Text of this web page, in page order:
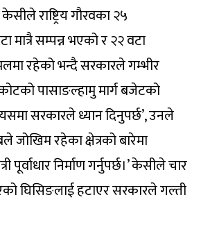
राष्ट्रिय गौरवका २५
मात्रै सम्पन्न भएको र २२ वटा
रहेको भन्दै सरकारले गम्भीर
पासाङल्हामु मार्ग बजेटको
सरकारले ध्यान दिनुपर्छ’, उनले
जोखिम रहेका क्षेत्रको बारेमा
पूर्वाधार निर्माण गर्नुपर्छ।’ केसीले चार
घिसिङलाई हटाएर सरकारले गल्ती